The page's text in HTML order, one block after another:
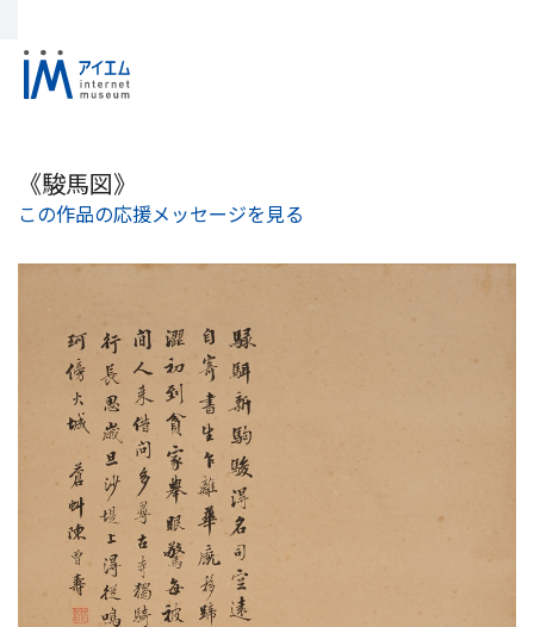
《駿馬図》
この作品の応援メッセージを見る